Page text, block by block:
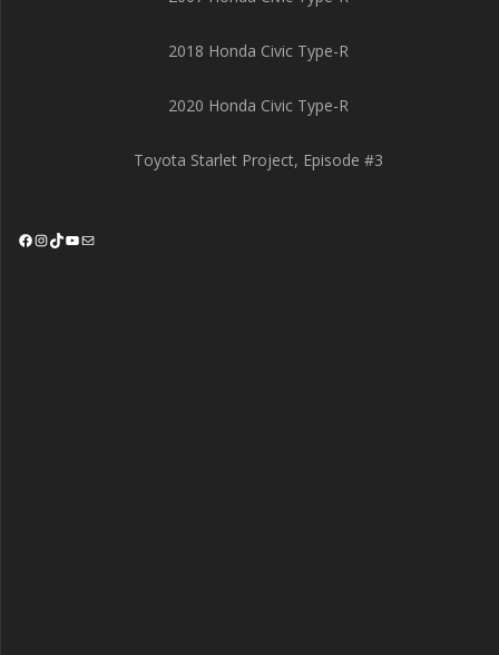
2018 Honda Civic Type-R
2020 Honda Civic Type-R
Toyota Starlet Project, Episode #3
Facebook
Instagram
TikTok
YouTube
Mail